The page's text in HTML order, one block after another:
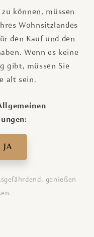
können, müssen
Wohnsitzlandes
den Kauf und den
Wenn es keine
gibt, müssen Sie
alt sein.
JA
genießen